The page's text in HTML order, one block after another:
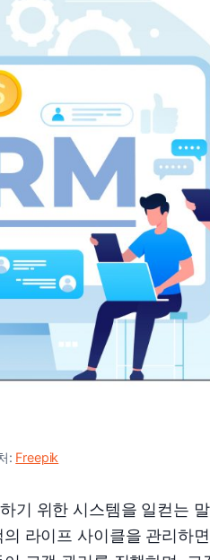
: Freepik
기 위한 시스템을 일컫는
라이프 사이클을 관리하